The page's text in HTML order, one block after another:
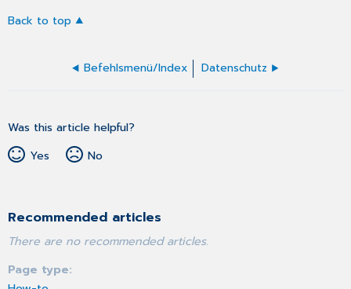
Back to top
Befehlsmenü/Index Datenschutz
Was this article helpful?
Yes
No
Recommended articles
There are no recommended articles.
Page type